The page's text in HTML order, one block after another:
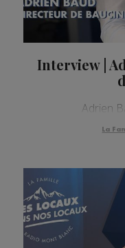
Interview |
Adrien
La